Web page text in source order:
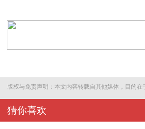
版权与免责声明：本文内容转载自其他媒体，目的
猜你喜欢